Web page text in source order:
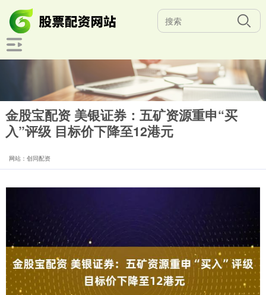
金股宝配资 美银证券：五矿资源重申“买
入”评级 目标价下降至12港元
网站：创同配资